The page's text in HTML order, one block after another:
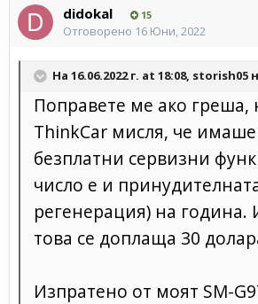
didokal 15
Отговорено 16 Юни, 2022
На 16.06.2022 г. at 18:08, storish05
Поправете ме ако греша,
ThinkCar мисля, че
безплатни сервизни
число е и
регенерация) на година.
това се доплаща 30
Изпратено от моят SM-